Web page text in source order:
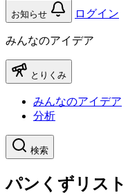
お知らせ ログイン
みんなのアイデア
とりくみ
みんなのアイデア
分析
検索
パンくずリスト